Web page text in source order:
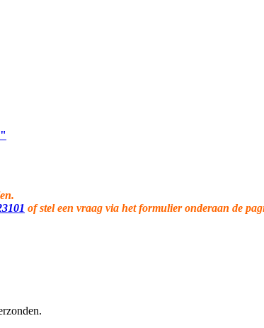
of stel een vraag via het formulier onderaan de